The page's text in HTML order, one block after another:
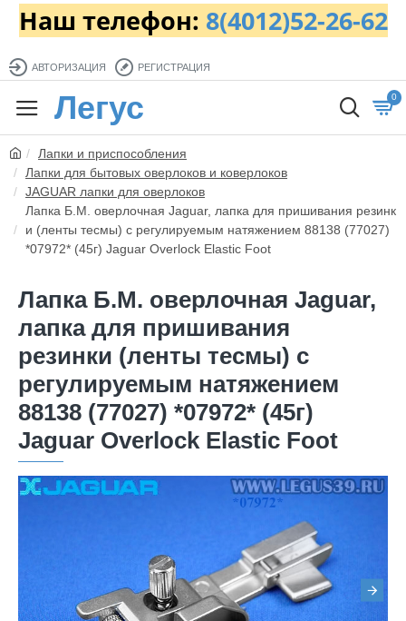
Наш телефон: 8(4012)52-26-62
АВТОРИЗАЦИЯ РЕГИСТРАЦИЯ
Легус 0
Лапки и приспособления
Лапки для бытовых оверлоков и коверлоков
JAGUAR лапки для оверлоков
Лапка Б.М. оверлочная Jaguar, лапка для пришивания резинк
и (ленты тесмы) с регулируемым натяжением 88138 (77027)
*07972* (45г) Jaguar Overlock Elastic Foot
Лапка Б.М. оверлочная Jaguar,
лапка для пришивания
резинки (ленты тесмы) с
регулируемым натяжением
88138 (77027) *07972* (45г)
Jaguar Overlock Elastic Foot